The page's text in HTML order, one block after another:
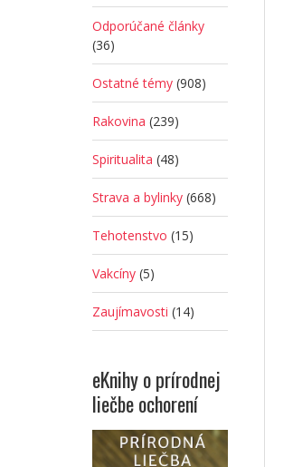
Odporúčané články
(36)
Ostatné témy (908)
Rakovina (239)
Spiritualita (48)
Strava a bylinky (668)
Tehotenstvo (15)
Vakcíny (5)
Zaujímavosti (14)
eKnihy o prírodnej
liečbe ochorení